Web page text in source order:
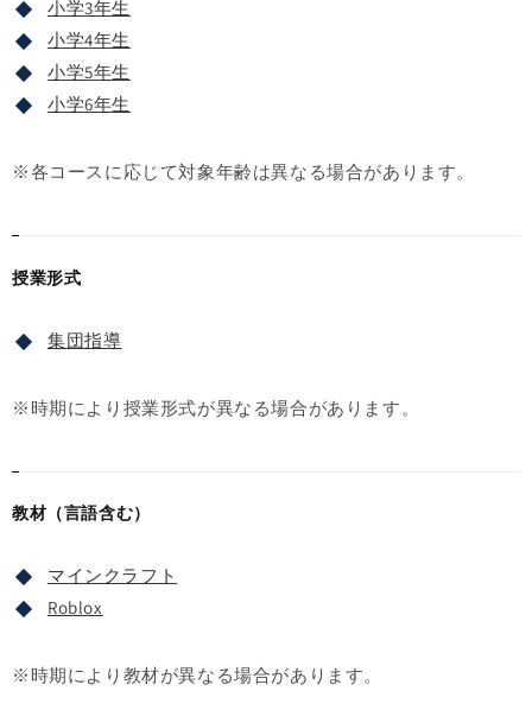
小学3年生
小学4年生
小学5年生
小学6年生
※各コースに応じて対象年齢は異なる場合があります。
授業形式
集団指導
※時期により授業形式が異なる場合があります。
教材（言語含む）
マインクラフト
Roblox
※時期により教材が異なる場合があります。